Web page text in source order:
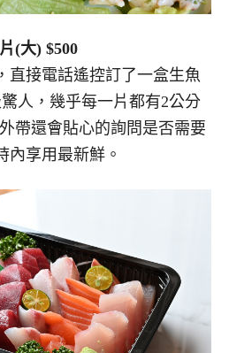
(大) $500
直接電話遙控訂了一盒生魚
人，幾乎每一片都有2公分
帶還會貼心的詢問是否需要
內享用最新鮮。